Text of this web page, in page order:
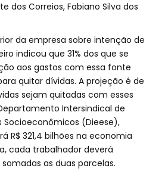
dos Correios, Fabiano Silva dos
da empresa sobre intenção de
indicou que 31% dos que se
aos gastos com essa fonte
quitar dívidas. A projeção é de
sejam quitadas com esses
Intersindical de
Socioeconômicos (Dieese),
R$ 321,4 bilhões na economia
cada trabalhador deverá
somadas as duas parcelas.